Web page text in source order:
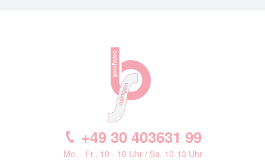
+49 30 403631 99
Mo. - Fr., 10 - 16 Uhr / Sa. 10-13 Uhr